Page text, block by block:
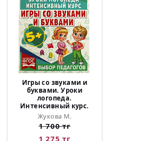
Игры со звуками и
буквами. Уроки
логопеда.
Интенсивный курс.
Жукова М.
1 700 тг
1 275 тг